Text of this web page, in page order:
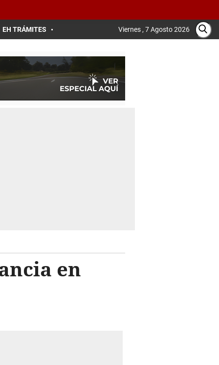
EH TRÁMITES Viernes , 7 Agosto 2026
en